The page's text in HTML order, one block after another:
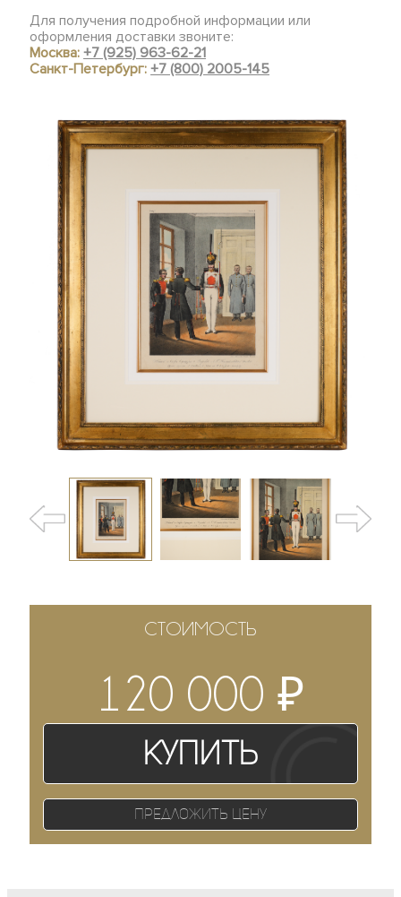
Для получения подробной информации или
оформления доставки звоните:
Москва:+7 (925) 963-62-21
Санкт-Петербург:+7 (800) 2005-145
СТОИМОСТЬ
120 000 ₽
Купить
Предложить цену